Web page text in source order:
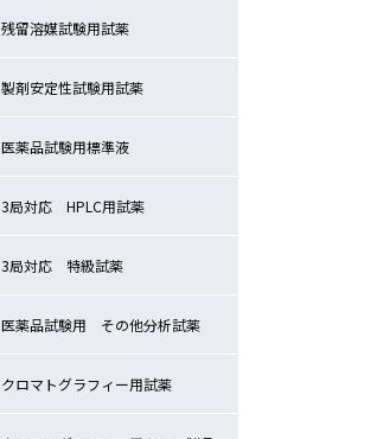
残留溶媒試験用試薬
製剤安定性試験用試薬
医薬品試験用標準液
3局対応 HPLC用試薬
3局対応 特級試薬
医薬品試験用 その他分析試薬
クロマトグラフィー用試薬